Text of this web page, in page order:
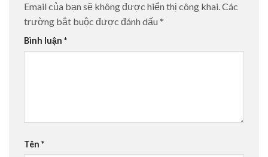
Email của bạn sẽ không được hiển thị công khai.Các
trường bắt buộc được đánh dấu *
Bình luận *
Tên *